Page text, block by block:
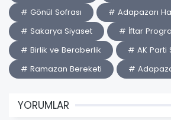
# Gönül Sofrası
# Adapazarı
# Sakarya Siyaset
# İftar
# Birlik ve Beraberlik
# AK Parti
# Ramazan Bereketi
#
YORUMLAR